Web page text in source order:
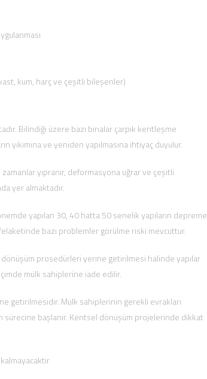
kum, harç ve çeşitli bileşenler)
Bilindiği üzere bazı binalar çarpık kentleşme
yıkımına ve yeniden yapılmasına ihtiyaç duyulur.
yıpranır, deformasyona uğrar ve çeşitli
yer almaktadır.
yapılan 30, 40 hatta 50 senelik yapıların depreme
felaketinde bazı problemler görülme riski mevcuttur.
prosedürleri yerine getirilmesi halinde yapılar
mülk sahiplerine iade edilir.
getirilmesidir. Mülk sahiplerinin gerekli evrakları
başlanır. Kentsel dönüşüm projelerinde dikkat